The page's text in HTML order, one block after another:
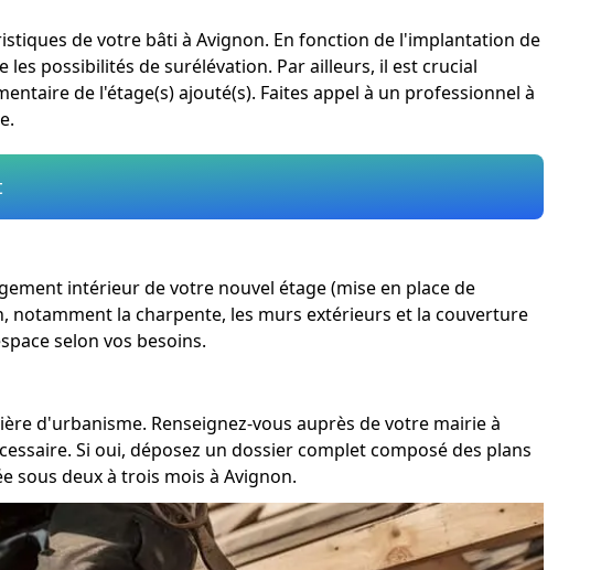
de votre bâti à Avignon. En fonction de l'implantation de
possibilités de surélévation. Par ailleurs, il est crucial
de l'étage(s) ajouté(s). Faites appel à un professionnel à
intérieur de votre nouvel étage (mise en place de
notamment la charpente, les murs extérieurs et la couverture
selon vos besoins.
d'urbanisme. Renseignez-vous auprès de votre mairie à
Si oui, déposez un dossier complet composé des plans
sous deux à trois mois à Avignon.